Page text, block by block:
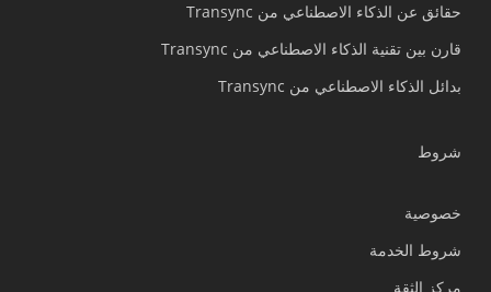
حقائق عن الذكاء الاصطناعي من Transync
قارن بين تقنية الذكاء الاصطناعي من Transync
بدائل الذكاء الاصطناعي من Transync
شروط
خصوصية
شروط الخدمة
مركز الثقةРусский
Français